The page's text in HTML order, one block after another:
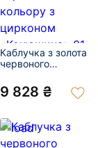
Каблучка з золота
червоного
цирконом
«Конюшина» 01-
9 828 ₴